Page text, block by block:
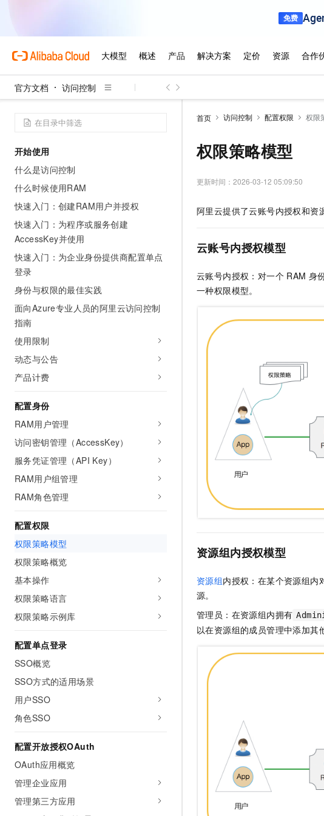
官方文档 访问控制
开始使用
什么是访问控制
什么时候使用RAM
快速入门：创建RAM用户并授权
快速入门：为程序或服务创建
AccessKey并使用
快速入门：为企业身份提供商配置单点
登录
身份与权限的最佳实践
面向Azure专业人员的阿里云访问控制
指南
使用限制
动态与公告
产品计费
配置身份
RAM用户管理
访问密钥管理（AccessKey）
服务凭证管理（API Key）
RAM用户组管理
RAM角色管理
配置权限
权限策略模型
权限策略概览
基本操作
权限策略语言
权限策略示例库
配置单点登录
SSO概览
SSO方式的适用场景
用户SSO
角色SSO
配置开放授权OAuth
OAuth应用概览
管理企业应用
管理第三方应用
首页 访问控制 配置权限 权限
权限策略模型
更新时间： 2026-03-12 05:09:50
阿里云提供了云账号内授权和资
云账号内授权模型
云账号内授权：对一个 RAM 身
一种权限模型。
资源组内授权模型
资源组内授权：在某个资源组内
源。
管理员：在资源组内拥有
以在资源组的成员管理中添加其